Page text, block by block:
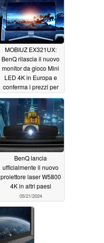
MOBIUZ EX321UX:
BenQ rilascia il nuovo
monitor da gioco Mini
LED 4K in Europa e
conferma i prezzi per
07/04/2024
BenQ lancia
ufficialmente il nuovo
proiettore laser W5800
4K in altri paesi
05/21/2024